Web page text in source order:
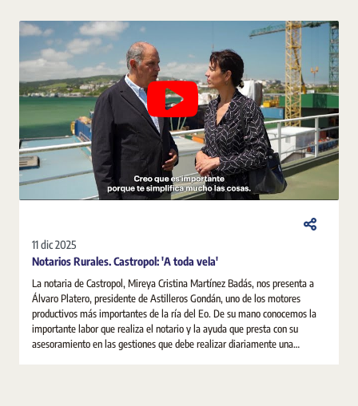
11 dic 2025
Notarios Rurales. Castropol: 'A toda vela'
La notaria de Castropol, Mireya Cristina Martínez Badás, nos presenta a
Álvaro Platero, presidente de Astilleros Gondán, uno de los motores
productivos más importantes de la ría del Eo. De su mano conocemos la
importante labor que realiza el notario y la ayuda que presta con su
asesoramiento en las gestiones que debe realizar diariamente una